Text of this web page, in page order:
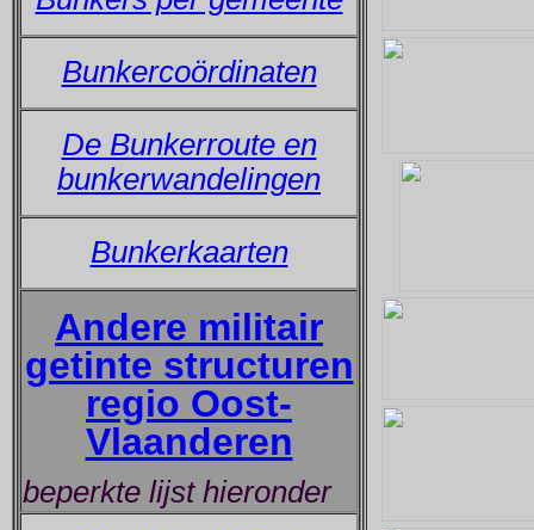
Bunkercoördinaten
De Bunkerroute en
bunkerwandelingen
Bunkerkaarten
Andere militair
getinte structuren
regio Oost-
Vlaanderen
beperkte lijst hieronder